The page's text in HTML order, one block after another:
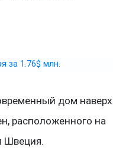
дом
расположенного на
Швеция.